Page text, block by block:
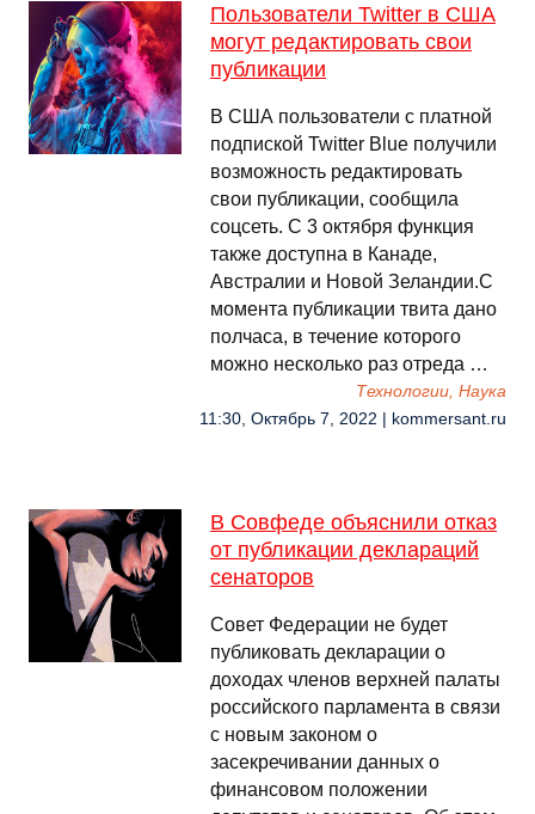
Пользователи Twitter в США
могут редактировать свои
публикации
В США пользователи с платной
подпиской Twitter Blue получили
возможность редактировать
свои публикации, сообщила
соцсеть. С 3 октября функция
также доступна в Канаде,
Австралии и Новой Зеландии.С
момента публикации твита дано
полчаса, в течение которого
можно несколько раз отреда …
Технологии, Наука
11:30, Октябрь 7, 2022 | kommersant.ru
В Совфеде объяснили отказ
от публикации деклараций
сенаторов
Совет Федерации не будет
публиковать декларации о
доходах членов верхней палаты
российского парламента в связи
с новым законом о
засекречивании данных о
финансовом положении